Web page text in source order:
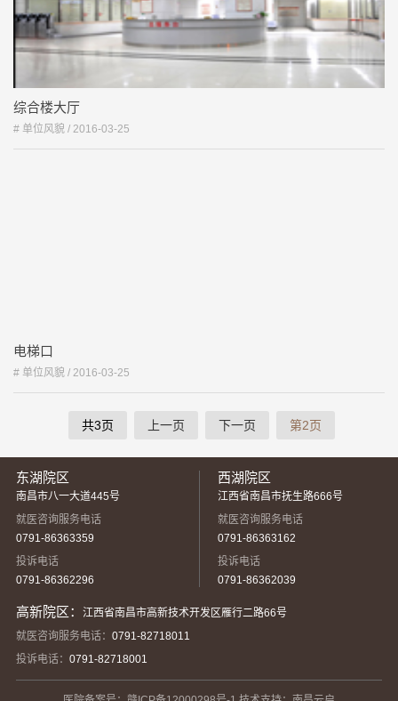
综合楼大厅
# 单位风貌 / 2016-03-25
电梯口
# 单位风貌 / 2016-03-25
共3页 上一页 下一页 第2页
东湖院区
南昌市八一大道445号
就医咨询服务电话
0791-86363359
投诉电话
0791-86362296
西湖院区
江西省南昌市抚生路666号
就医咨询服务电话
0791-86363162
投诉电话
0791-86362039
高新院区：
江西省南昌市高新技术开发区雁行二路66号
就医咨询服务电话： 0791-82718011
投诉电话： 0791-82718001